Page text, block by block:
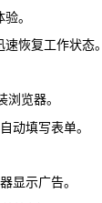
。
恢复工作状态。
览器。
动填写表单。
显示广告。